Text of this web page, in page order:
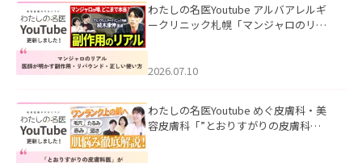
わたしの名医Youtube アルバアレルギ
ークリニック札幌「マンジャロのリア
た。
2026.07.10
わたしの名医Youtube めぐ皮膚科・美
容皮膚科「”とおりすがりの皮膚科